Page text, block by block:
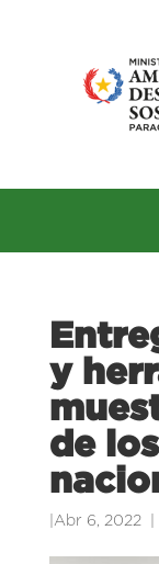
y
de
Abr 6, 2022